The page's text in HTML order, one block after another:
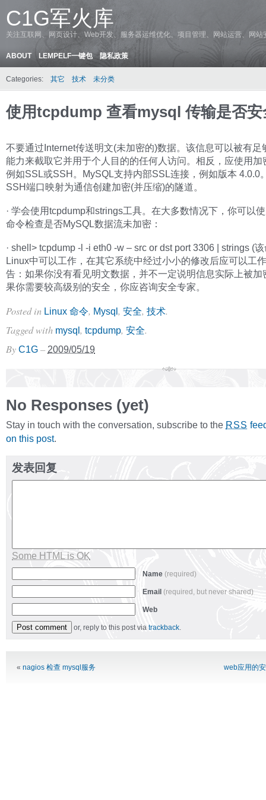
C1G军火库
关注互联网、网页设计、Web开发、服务器运维优化、项目管理、网站运营、网
ABOUT LEMPELF一键包 隐私政策
Categories: 其它 技术 未分类
使用tcpdump 查看mysql 传输是否安
不要通过Internet传送明文(未加密的)数据。该信息可以被有足
能力来截取它并用于个人目的的任何人访问。相反，应使用加
例如SSL或SSH。MySQL支持内部SSL连接，例如版本 4.0.0
SSH端口映射为通信创建加密(并压缩)的隧道。
· 学会使用tcpdump和strings工具。在大多数情况下，你可以
命令检查是否MySQL数据流未加密：
· shell> tcpdump -l -i eth0 -w – src or dst port 3306 | strings (
Linux中可以工作，在其它系统中经过小小的修改后应可以工
告：如果你没有看见明文数据，并不一定说明信息实际上被加
果你需要较高级别的安全，你应咨询安全专家。
Posted in Linux 命令, Mysql, 安全, 技术.
Tagged with mysql, tcpdump, 安全.
By C1G – 2009/05/19
No Responses (yet)
Stay in touch with the conversation, subscribe to the RSS
on this post.
发表回复
Some HTML is OK
Name (required)
Email (required, but never shared)
Web
or, reply to this post via trackback.
« nagios 检查 mysql服务 web应用的